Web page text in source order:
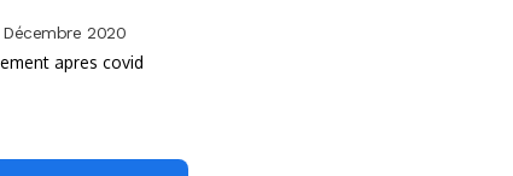
Décembre 2020